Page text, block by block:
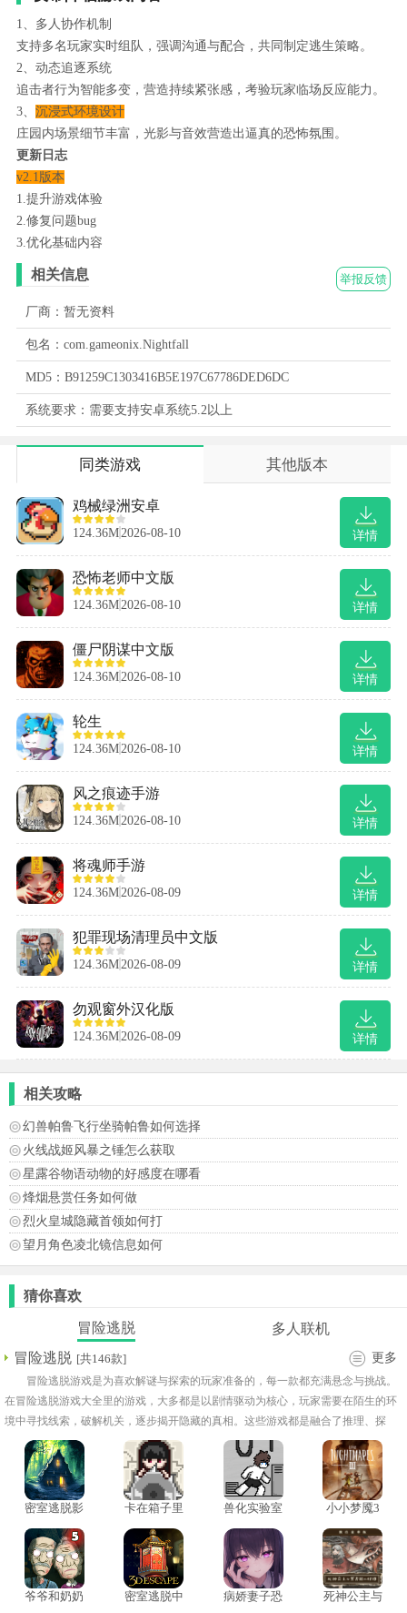
1、多人协作机制
支持多名玩家实时组队，强调沟通与配合，共同制定逃生策略。
2、动态追逐系统
追击者行为智能多变，营造持续紧张感，考验玩家临场反应能力。
3、 沉浸式环境设计
庄园内场景细节丰富，光影与音效营造出逼真的恐怖氛围。
更新日志
v2.1版本
1.提升游戏体验
2.修复问题bug
3.优化基础内容
举报反馈
相关信息
厂商：暂无资料
包名：com.gameonix.Nightfall
MD5：B91259C1303416B5E197C67786DED6DC
系统要求：需要支持安卓系统5.2以上
同类游戏 其他版本
详情
鸡械绿洲安卓
124.36M 2026-08-10
详情
恐怖老师中文版
124.36M 2026-08-10
详情
僵尸阴谋中文版
124.36M 2026-08-10
详情
轮生
124.36M 2026-08-10
详情
风之痕迹手游
124.36M 2026-08-10
详情
将魂师手游
124.36M 2026-08-09
详情
犯罪现场清理员中文版
124.36M 2026-08-09
详情
勿观窗外汉化版
124.36M 2026-08-09
相关攻略
幻兽帕鲁飞行坐骑帕鲁如何选择
火线战姬风暴之锤怎么获取
星露谷物语动物的好感度在哪看
烽烟悬赏任务如何做
烈火皇城隐藏首领如何打
望月角色凌北镜信息如何
猜你喜欢
冒险逃脱
多人联机
冒险逃脱 [共146款] 更多
冒险逃脱游戏是为喜欢解谜与探索的玩家准备的，每一款都充满悬念与挑战。
在冒险逃脱游戏大全里的游戏，大多都是以剧情驱动为核心，玩家需要在陌生的环
境中寻找线索，破解机关，逐步揭开隐藏的真相。这些游戏都是融合了推理、探
索、互动等元素，既考验观察力，也锻炼逻辑思维。随着关卡深入，谜题难度逐步
提升，能带来持续的新鲜感与成就感。
密室逃脱影
卡在箱子里
兽化实验室
小小梦魇3
爷爷和奶奶
密室逃脱中
病娇妻子恐
死神公主与